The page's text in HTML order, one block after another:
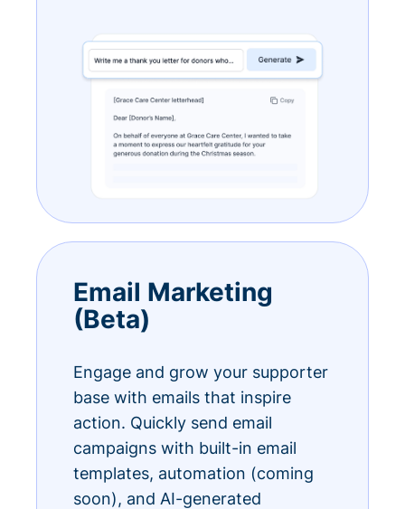
Email Marketing
(Beta)
Engage and grow your supporter
base with emails that inspire
action. Quickly send email
campaigns with built-in email
templates, automation (coming
soon), and AI-generated